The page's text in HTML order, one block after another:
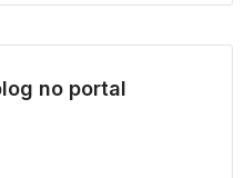
no portal